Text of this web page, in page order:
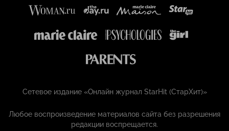
Сетевое издание «Онлайн журнал StarHit (СтарХит)»
Любое воспроизведение материалов сайта без разрешения
редакции воспрещается.